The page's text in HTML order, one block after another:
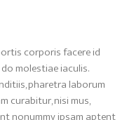
corporis facere id
molestiae iaculis.
pharetra laborum
curabitur, nisi mus,